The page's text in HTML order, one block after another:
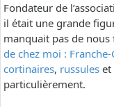
Fondateur de
il était une grande
manquait pas de
de chez moi :
cortinaires, russules et
particulièrement.